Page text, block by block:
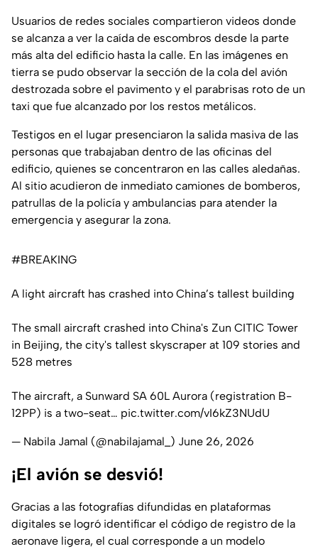
Usuarios de redes sociales compartieron videos donde
se alcanza a ver la caída de escombros desde la parte
más alta del edificio hasta la calle. En las imágenes en
tierra se pudo observar la sección de la cola del avión
destrozada sobre el pavimento y el parabrisas roto de un
taxi que fue alcanzado por los restos metálicos.
Testigos en el lugar presenciaron la salida masiva de las
personas que trabajaban dentro de las oficinas del
edificio, quienes se concentraron en las calles aledañas.
Al sitio acudieron de inmediato camiones de bomberos,
patrullas de la policía y ambulancias para atender la
emergencia y asegurar la zona.
#BREAKING
A light aircraft has crashed into China’s tallest building
The small aircraft crashed into China's Zun CITIC Tower
in Beijing, the city's tallest skyscraper at 109 stories and
528 metres
The aircraft, a Sunward SA 60L Aurora (registration B-
12PP) is a two-seat… pic.twitter.com/vI6kZ3NUdU
— Nabila Jamal (@nabilajamal_) June 26, 2026
¡El avión se desvió!
Gracias a las fotografías difundidas en plataformas
digitales se logró identificar el código de registro de la
aeronave ligera, el cual corresponde a un modelo